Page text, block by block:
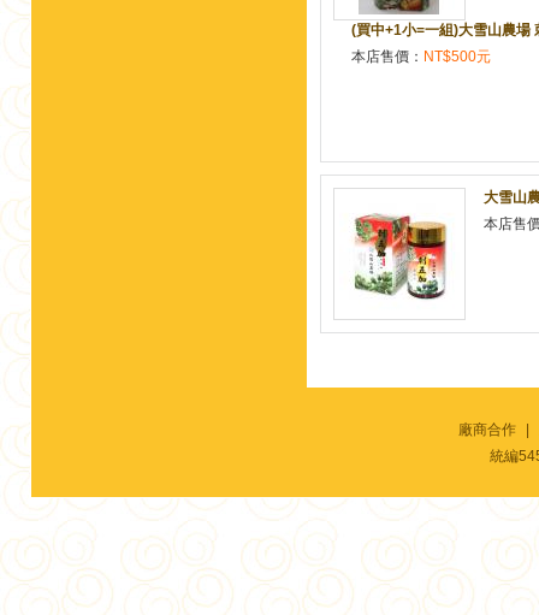
(買中+1小=一組)大雪山農場
本店售價： NT$500元
大雪山
本店售
廠商合作
統編